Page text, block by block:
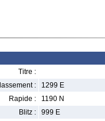
Titre :
:
1299 E
Rapide :
1190 N
Blitz :
999 E